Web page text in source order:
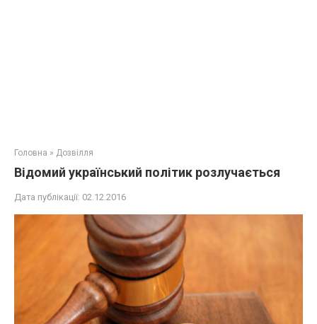
Головна » Дозвілля
Відомий український політик розлучається
Дата публікації: 02.12.2016